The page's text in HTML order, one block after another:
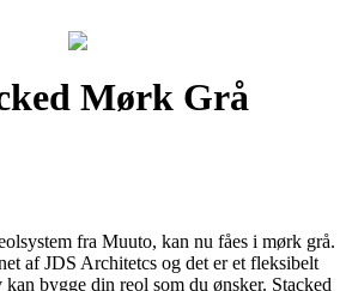
Mørk Grå
fra Muuto, kan nu fåes i mørk grå.
af JDS Architetcs og det er et fleksibelt
bygge din reol som du ønsker. Stacked